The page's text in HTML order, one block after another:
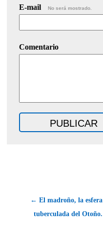
E-mail No será mostrado.
Comentario
← El madroño, la esfera
tuberculada del Otoño.